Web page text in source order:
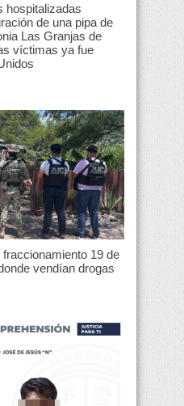
hospitalizadas
de una pipa de
Las Granjas de
víctimas ya fue
19 de
vendían drogas